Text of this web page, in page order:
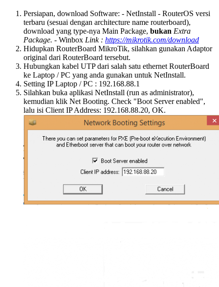
Persiapan, download Software: - NetInstall - RouterOS versi
terbaru (sesuai dengan architecture name routerboard),
download yang type-nya Main Package, bukan Extra
Package. - Winbox Link : https://mikrotik.com/download
Hidupkan RouterBoard MikroTik, silahkan gunakan Adaptor
original dari RouterBoard tersebut.
Hubungkan kabel UTP dari salah satu ethernet RouterBoard
ke Laptop / PC yang anda gunakan untuk NetInstall.
Setting IP Laptop / PC : 192.168.88.1
Silahkan buka aplikasi NetInstall (run as administrator),
kemudian klik Net Booting. Check "Boot Server enabled",
lalu isi Client IP Address: 192.168.88.20, OK.